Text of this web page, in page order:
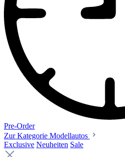
Pre-Order
Zur Kategorie Modellautos
Exclusive Neuheiten Sale